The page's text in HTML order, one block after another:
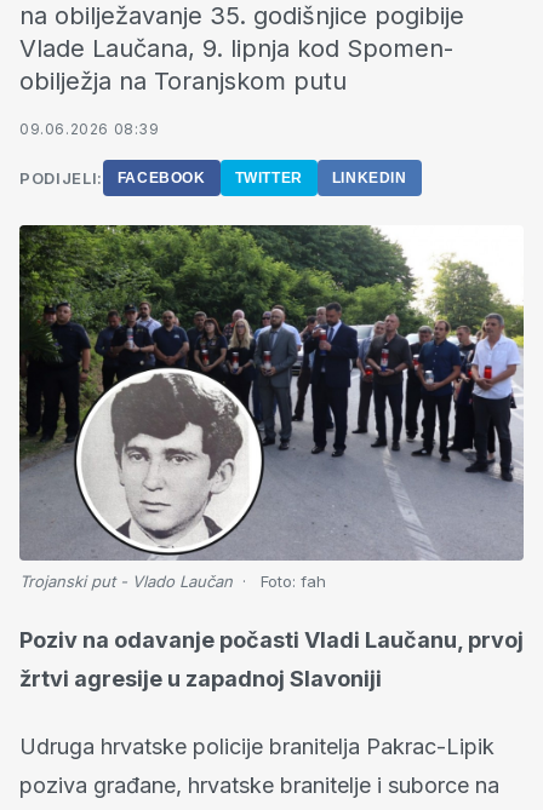
na obilježavanje 35. godišnjice pogibije
Vlade Laučana, 9. lipnja kod Spomen-
obilježja na Toranjskom putu
09.06.2026 08:39
PODIJELI: FACEBOOK TWITTER LINKEDIN
Trojanski put - Vlado Laučan Foto: fah
Poziv na odavanje počasti Vladi Laučanu, prvoj
žrtvi agresije u zapadnoj Slavoniji
Udruga hrvatske policije branitelja Pakrac-Lipik
poziva građane, hrvatske branitelje i suborce na